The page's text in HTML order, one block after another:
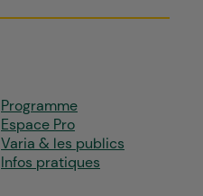
Programme
Espace Pro
Varia & les publics
Infos pratiques